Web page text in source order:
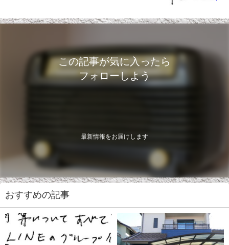
この記事が気に入ったら
フォローしよう
最新情報をお届けします
おすすめの記事